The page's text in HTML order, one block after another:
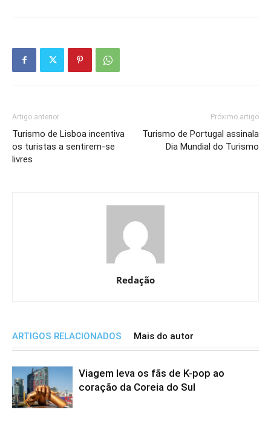
Artigo anterior
Turismo de Lisboa incentiva
os turistas a sentirem-se
livres
Próximo artigo
Turismo de Portugal assinala
Dia Mundial do Turismo
Redação
ARTIGOS RELACIONADOS Mais do autor
Viagem leva os fãs de K-pop ao
coração da Coreia do Sul